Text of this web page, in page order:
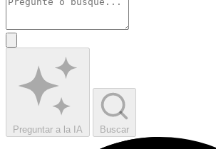
Preguntar a la IA Buscar